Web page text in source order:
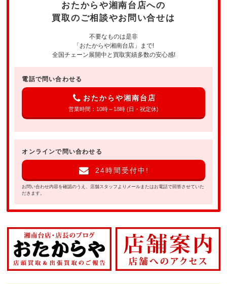
おたからや湘南台店への
買取のご相談やお問い合せは
不要なものは是非
「おたからや湘南台店」まで!
全国チェーン展開中と買取実績多数の安心感!
電話で問い合わせる
おたからや湘南台店
営業時間：10時～18時 (日・祝定休)
オンラインで問い合わせる
24時間受付中!
お問い合わせ内容を確認のうえ、店舗スタッフよりメールまたはお電話で回答させていた
だきます。